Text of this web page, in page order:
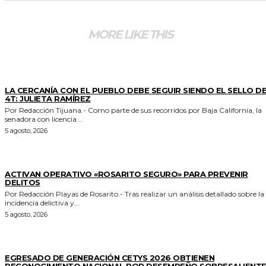
MORE LIKE THIS
LA CERCANÍA CON EL PUEBLO DEBE SEGUIR SIENDO EL SELLO
4T: JULIETA RAMÍREZ
Por Redacción Tijuana.- Como parte de sus recorridos por Baja California, la
senadora con licencia...
5 agosto, 2026
ACTIVAN OPERATIVO «ROSARITO SEGURO» PARA PREVENIR
DELITOS
Por Redacción Playas de Rosarito.- Tras realizar un análisis detallado sobre la
incidencia delictiva y...
5 agosto, 2026
EGRESADO DE GENERACIÓN CETYS 2026 OBTIENEN